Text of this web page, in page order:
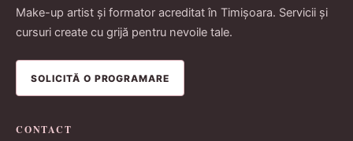
Make-up artist și formator acreditat în Timișoara. Servicii și
cursuri create cu grijă pentru nevoile tale.
SOLICITĂ O PROGRAMARE
CONTACT